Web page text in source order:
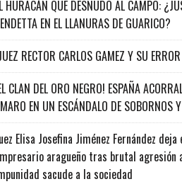
HURACÁN QUE DESNUDÓ AL CAMPO:
EN EL LLANURAS DE GUARICO?
RECTOR CARLOS GAMEZ Y SU
CLAN DEL ORO NEGRO! ESPAÑA
EN UN ESCÁNDALO DE SOBORNOS
Elisa Josefina Jiménez Fernández
aragueño tras brutal agresión
sacude a la sociedad